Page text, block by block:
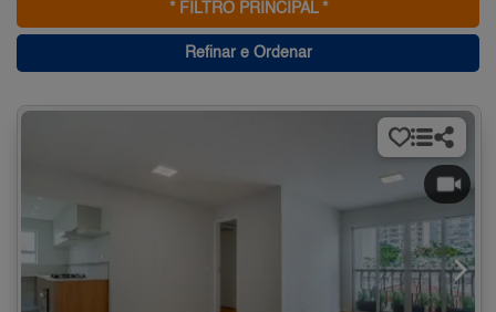
* FILTRO PRINCIPAL *
Refinar e Ordenar